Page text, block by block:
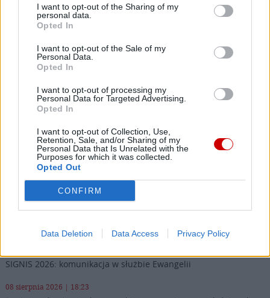
I want to opt-out of the Sharing of my
personal data.
Opted In
I want to opt-out of the Sale of my
Personal Data.
Opted In
I want to opt-out of processing my
Personal Data for Targeted Advertising.
Opted In
I want to opt-out of Collection, Use,
Retention, Sale, and/or Sharing of my
Personal Data that Is Unrelated with the
Purposes for which it was collected.
Opted Out
CONFIRM
Data Deletion Data Access Privacy Policy
Wersja do druku
IZRAEL KONFLIKT IZRAELSKO-PALESTYŃSKI
Najnowsze
Coca-Cola dyskryminuje Jezusa Króla?
08 sierpnia 2026 | 20:19
Siostra Wolfers: w czasach kryzysu radość ma siłę polityczną
SIGNIS 2026: komunikacja w służbie Ewangelii
08 sierpnia 2026 | 18:23